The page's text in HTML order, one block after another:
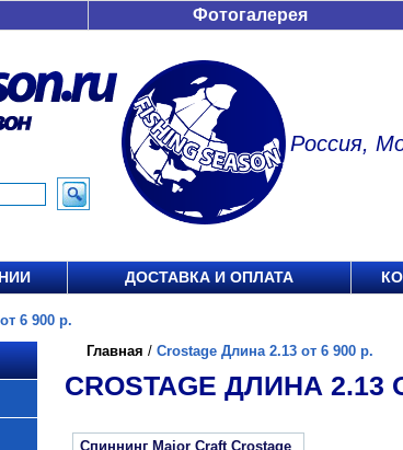
Фотогалерея
Россия,
ДОСТАВКА И ОПЛАТА
6 900 р.
Главная / Crostage Длина 2.13 от 6 900 р.
CROSTAGE ДЛИНА 2.13
Спиннинг Major Craft Crostage